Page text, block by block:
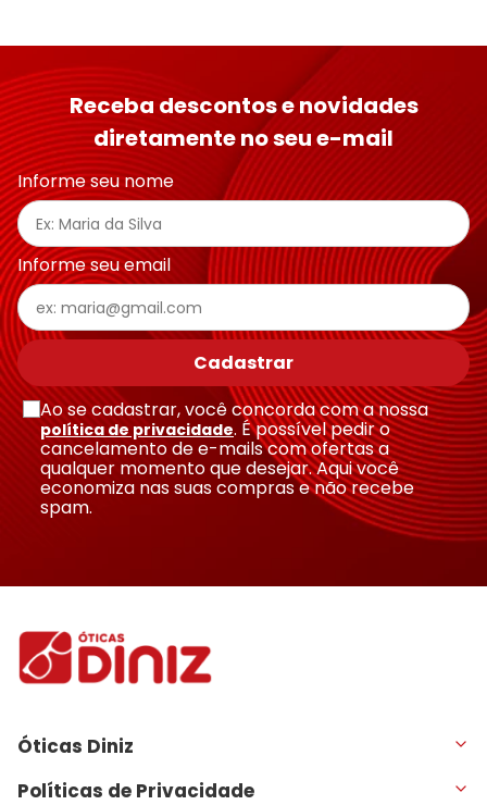
Receba descontos e novidades
diretamente no seu e-mail
Informe seu nome
Informe seu email
Cadastrar
Ao se cadastrar, você concorda com a nossa
política de privacidade. É possível pedir o
cancelamento de e-mails com ofertas a
qualquer momento que desejar. Aqui você
economiza nas suas compras e não recebe
spam.
Óticas Diniz
Políticas de Privacidade